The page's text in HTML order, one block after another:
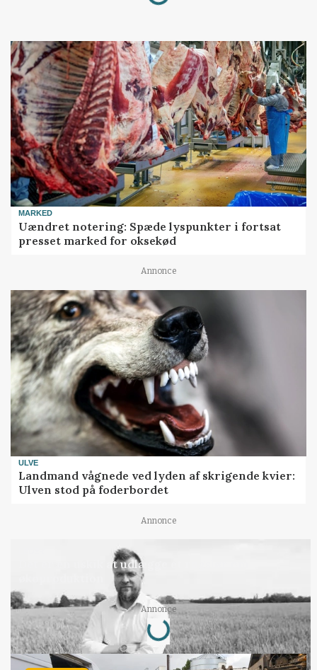
MARKED
Uændret notering: Spæde lyspunkter i fortsat
presset marked for oksekød
Annonce
ULVE
Landmand vågnede ved lyden af skrigende kvier:
Ulven stod på foderbordet
Annonce
Det er en uskik at udlægge et røgslør om
Annonce
Loading...